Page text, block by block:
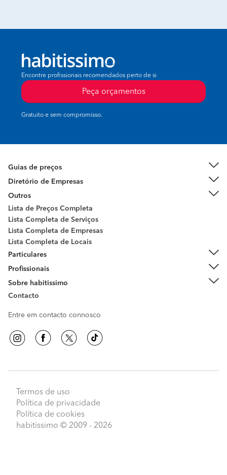
Encontre profissionais recomendados perto de si
Peça orçamentos
Gratuito e sem compromisso.
Guias de preços
Diretório de Empresas
Outros
Lista de Preços Completa
Lista Completa de Serviços
Lista Completa de Empresas
Lista Completa de Locais
Particulares
Profissionais
Sobre habitissimo
Contacto
Entre em contacto connosco
Termos de uso
Política de privacidade
Política de cookies
habitissimo © 2009 - 2026